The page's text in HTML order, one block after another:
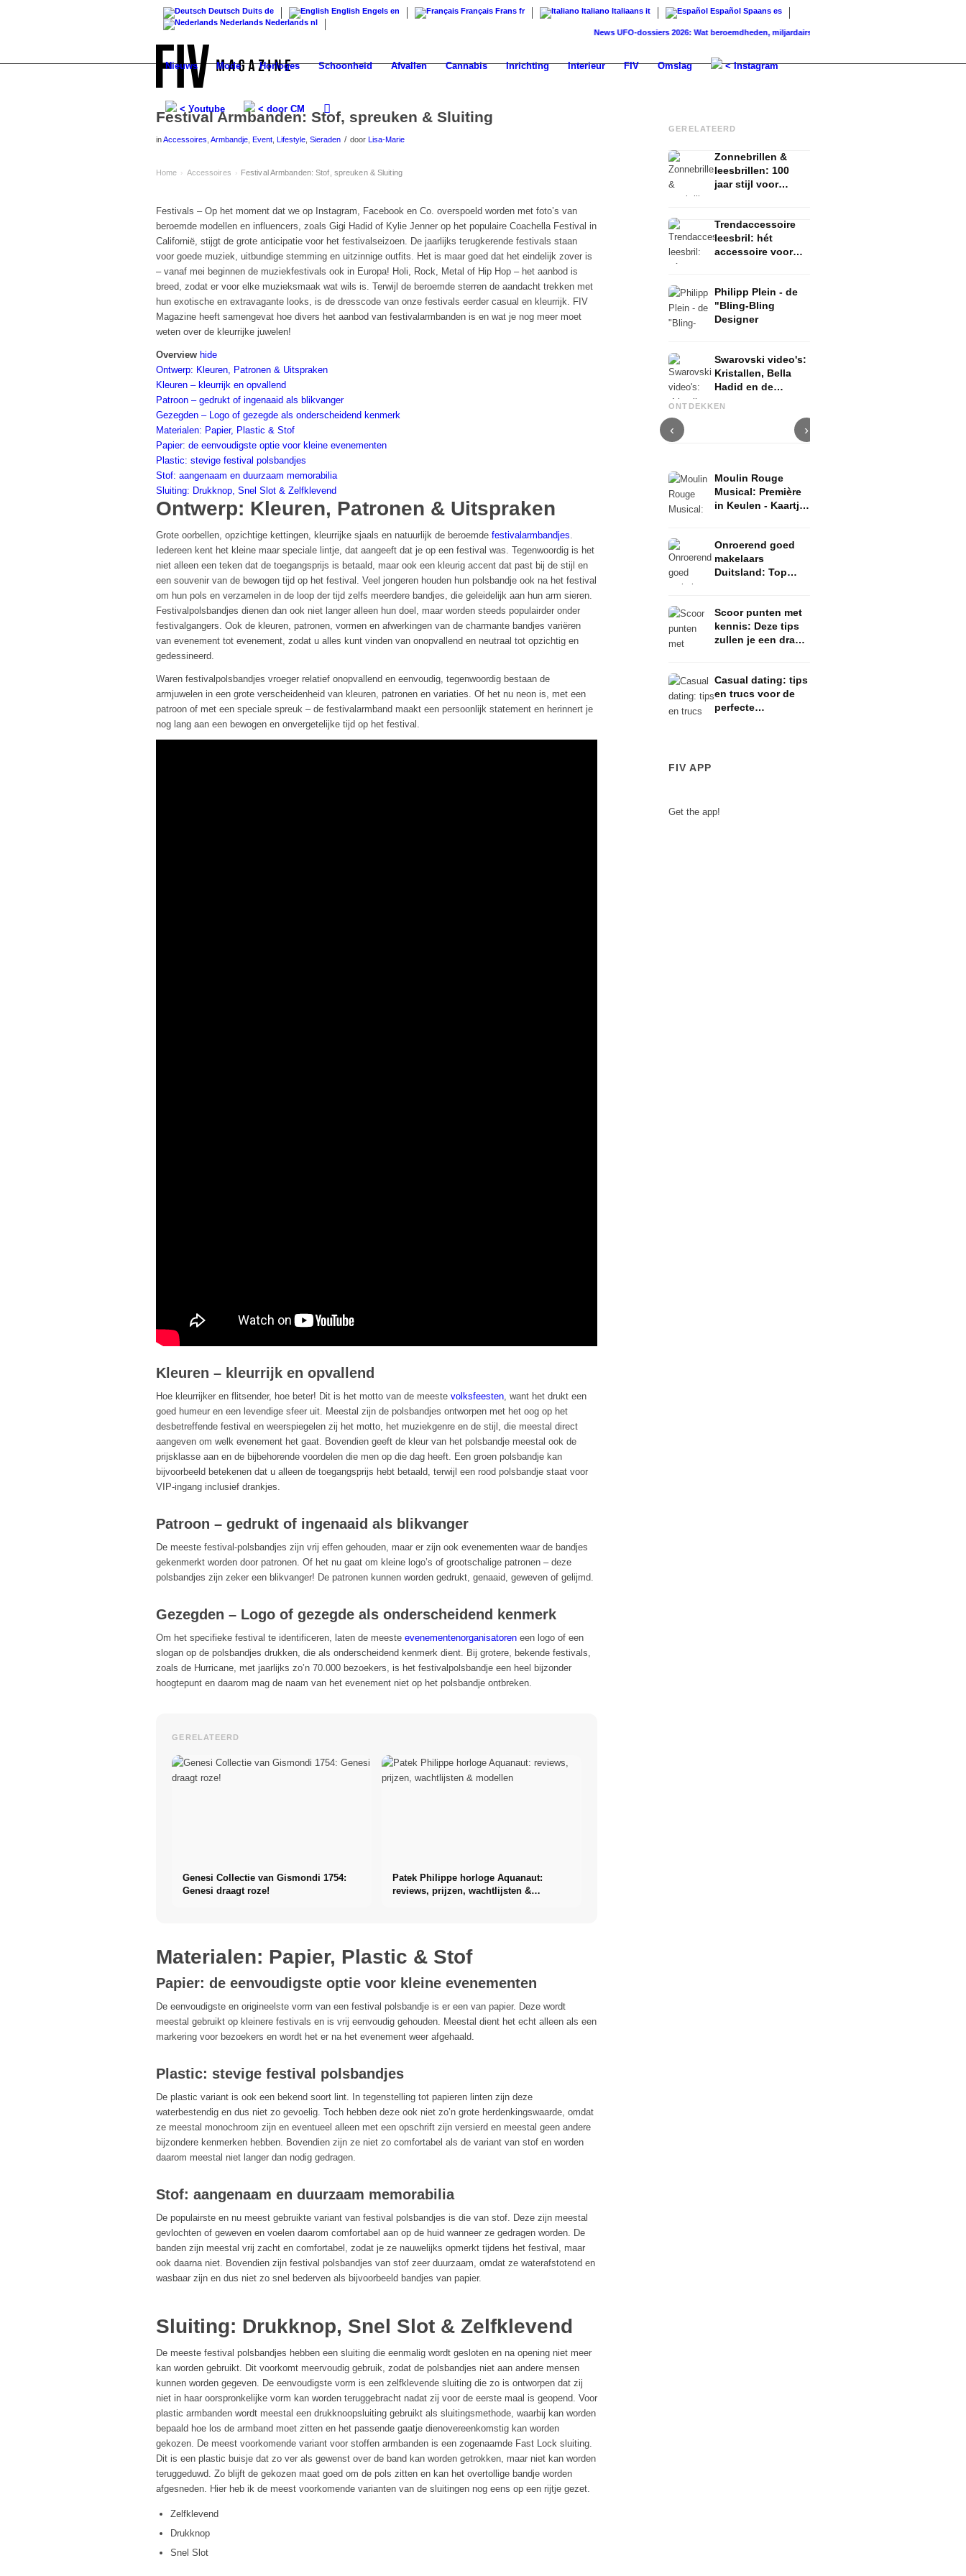
Deutsch Duits de English Engels en Français Frans fr Italiano Italiaans it Español Spaans es
Nederlands Nederlands nl
UFO-dossiers 2026: Wat beroemdheden, miljardairs en het...
Nieuws Mode Horloges Schoonheid Afvallen Cannabis Inrichting Interieur FIV Omslag < Instagram
< Youtube < door CM
Festival Armbanden: Stof, spreuken & Sluiting
inAccessoires Armbandje Event Lifestyle Sieraden / door Lisa-Marie
Home › Accessoires › Festival Armbanden: Stof, spreuken & Sluiting
Festivals – Op het moment dat we op Instagram, Facebook en Co. overspoeld worden met foto’s van
beroemde modellen en influencers, zoals Gigi Hadid of Kylie Jenner op het populaire Coachella Festival in
Californië, stijgt de grote anticipatie voor het festivalseizoen. De jaarlijks terugkerende festivals staan
voor goede muziek, uitbundige stemming en uitzinnige outfits. Het is maar goed dat het eindelijk zover is
– vanaf mei beginnen de muziekfestivals ook in Europa! Holi, Rock, Metal of Hip Hop – het aanbod is
breed, zodat er voor elke muzieksmaak wat wils is. Terwijl de beroemde sterren de aandacht trekken met
hun exotische en extravagante looks, is de dresscode van onze festivals eerder casual en kleurrijk. FIV
Magazine heeft samengevat hoe divers het aanbod van festivalarmbanden is en wat je nog meer moet
weten over de kleurrijke juwelen!
Overview hide
Ontwerp: Kleuren, Patronen & Uitspraken
Kleuren – kleurrijk en opvallend
Patroon – gedrukt of ingenaaid als blikvanger
Gezegden – Logo of gezegde als onderscheidend kenmerk
Materialen: Papier, Plastic & Stof
Papier: de eenvoudigste optie voor kleine evenementen
Plastic: stevige festival polsbandjes
Stof: aangenaam en duurzaam memorabilia
Sluiting: Drukknop, Snel Slot & Zelfklevend
Ontwerp: Kleuren, Patronen & Uitspraken
Grote oorbellen, opzichtige kettingen, kleurrijke sjaals en natuurlijk de beroemde festivalarmbandjes.
Iedereen kent het kleine maar speciale lintje, dat aangeeft dat je op een festival was. Tegenwoordig is het
niet alleen een teken dat de toegangsprijs is betaald, maar ook een kleurig accent dat past bij de stijl en
een souvenir van de bewogen tijd op het festival. Veel jongeren houden hun polsbandje ook na het festival
om hun pols en verzamelen in de loop der tijd zelfs meerdere bandjes, die geleidelijk aan hun arm sieren.
Festivalpolsbandjes dienen dan ook niet langer alleen hun doel, maar worden steeds populairder onder
festivalgangers. Ook de kleuren, patronen, vormen en afwerkingen van de charmante bandjes variëren
van evenement tot evenement, zodat u alles kunt vinden van onopvallend en neutraal tot opzichtig en
gedessineerd.
Waren festivalpolsbandjes vroeger relatief onopvallend en eenvoudig, tegenwoordig bestaan de
armjuwelen in een grote verscheidenheid van kleuren, patronen en variaties. Of het nu neon is, met een
patroon of met een speciale spreuk – de festivalarmband maakt een persoonlijk statement en herinnert je
nog lang aan een bewogen en onvergetelijke tijd op het festival.
Kleuren – kleurrijk en opvallend
Hoe kleurrijker en flitsender, hoe beter! Dit is het motto van de meeste volksfeesten, want het drukt een
goed humeur en een levendige sfeer uit. Meestal zijn de polsbandjes ontworpen met het oog op het
desbetreffende festival en weerspiegelen zij het motto, het muziekgenre en de stijl, die meestal direct
aangeven om welk evenement het gaat. Bovendien geeft de kleur van het polsbandje meestal ook de
prijsklasse aan en de bijbehorende voordelen die men op die dag heeft. Een groen polsbandje kan
bijvoorbeeld betekenen dat u alleen de toegangsprijs hebt betaald, terwijl een rood polsbandje staat voor
VIP-ingang inclusief drankjes.
Patroon – gedrukt of ingenaaid als blikvanger
De meeste festival-polsbandjes zijn vrij effen gehouden, maar er zijn ook evenementen waar de bandjes
gekenmerkt worden door patronen. Of het nu gaat om kleine logo’s of grootschalige patronen – deze
polsbandjes zijn zeker een blikvanger! De patronen kunnen worden gedrukt, genaaid, geweven of gelijmd.
Gezegden – Logo of gezegde als onderscheidend kenmerk
Om het specifieke festival te identificeren, laten de meeste evenementenorganisatoren een logo of een
slogan op de polsbandjes drukken, die als onderscheidend kenmerk dient. Bij grotere, bekende festivals,
zoals de Hurricane, met jaarlijks zo’n 70.000 bezoekers, is het festivalpolsbandje een heel bijzonder
hoogtepunt en daarom mag de naam van het evenement niet op het polsbandje ontbreken.
GERELATEERD
Genesi Collectie van Gismondi 1754:
Genesi draagt roze!
Patek Philippe horloge Aquanaut:
reviews, prijzen, wachtlijsten &
Materialen: Papier, Plastic & Stof
Papier: de eenvoudigste optie voor kleine evenementen
De eenvoudigste en origineelste vorm van een festival polsbandje is er een van papier. Deze wordt
meestal gebruikt op kleinere festivals en is vrij eenvoudig gehouden. Meestal dient het echt alleen als een
markering voor bezoekers en wordt het er na het evenement weer afgehaald.
Plastic: stevige festival polsbandjes
De plastic variant is ook een bekend soort lint. In tegenstelling tot papieren linten zijn deze
waterbestendig en dus niet zo gevoelig. Toch hebben deze ook niet zo’n grote herdenkingswaarde, omdat
ze meestal monochroom zijn en eventueel alleen met een opschrift zijn versierd en meestal geen andere
bijzondere kenmerken hebben. Bovendien zijn ze niet zo comfortabel als de variant van stof en worden
daarom meestal niet langer dan nodig gedragen.
Stof: aangenaam en duurzaam memorabilia
De populairste en nu meest gebruikte variant van festival polsbandjes is die van stof. Deze zijn meestal
gevlochten of geweven en voelen daarom comfortabel aan op de huid wanneer ze gedragen worden. De
banden zijn meestal vrij zacht en comfortabel, zodat je ze nauwelijks opmerkt tijdens het festival, maar
ook daarna niet. Bovendien zijn festival polsbandjes van stof zeer duurzaam, omdat ze waterafstotend en
wasbaar zijn en dus niet zo snel bederven als bijvoorbeeld bandjes van papier.
Sluiting: Drukknop, Snel Slot & Zelfklevend
De meeste festival polsbandjes hebben een sluiting die eenmalig wordt gesloten en na opening niet meer
kan worden gebruikt. Dit voorkomt meervoudig gebruik, zodat de polsbandjes niet aan andere mensen
kunnen worden gegeven. De eenvoudigste vorm is een zelfklevende sluiting die zo is ontworpen dat zij
niet in haar oorspronkelijke vorm kan worden teruggebracht nadat zij voor de eerste maal is geopend. Voor
plastic armbanden wordt meestal een drukknoopsluiting gebruikt als sluitingsmethode, waarbij kan worden
bepaald hoe los de armband moet zitten en het passende gaatje dienovereenkomstig kan worden
gekozen. De meest voorkomende variant voor stoffen armbanden is een zogenaamde Fast Lock sluiting.
Dit is een plastic buisje dat zo ver als gewenst over de band kan worden getrokken, maar niet kan worden
teruggeduwd. Zo blijft de gekozen maat goed om de pols zitten en kan het overtollige bandje worden
afgesneden. Hier heb ik de meest voorkomende varianten van de sluitingen nog eens op een rijtje gezet.
Zelfklevend
Drukknop
Snel Slot
GERELATEERD
Zonnebrillen &
leesbrillen: 100
jaar stijl voor
looks, alle wows!
Trendaccessoire
leesbril: hét
accessoire voor
Philipp Plein - de
"Bling-Bling
Designer
Swarovski video's:
Kristallen, Bella
Hadid en de
ONTDEKKEN
‹
Investeren in stijl: Rolex
Daytona luxe horloge 🆚
›
Moulin Rouge
Musical: Première
in Keulen - Kaartje,
Onroerend goed
makelaars
Duitsland: Top
aanbeveling
Scoor punten met
kennis: Deze tips
zullen je een drank
Casual dating: tips
en trucs voor de
perfecte
FIV APP
Get the app!